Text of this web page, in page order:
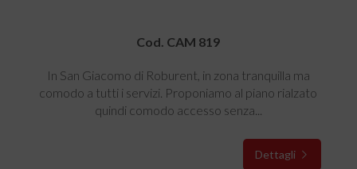
Cod. CAM 819
In San Giacomo di Roburent, in zona tranquilla ma
comodo a tutti i servizi. Proponiamo al piano rialzato
quindi comodo accesso senza...
Dettagli